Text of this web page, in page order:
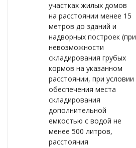
участках жилых домов
на расстоянии менее 15
метров до зданий и
надворных построек (при
невозможности
складирования грубых
кормов на указанном
расстоянии, при условии
обеспечения места
складирования
дополнительной
емкостью с водой не
менее 500 литров,
расстояния